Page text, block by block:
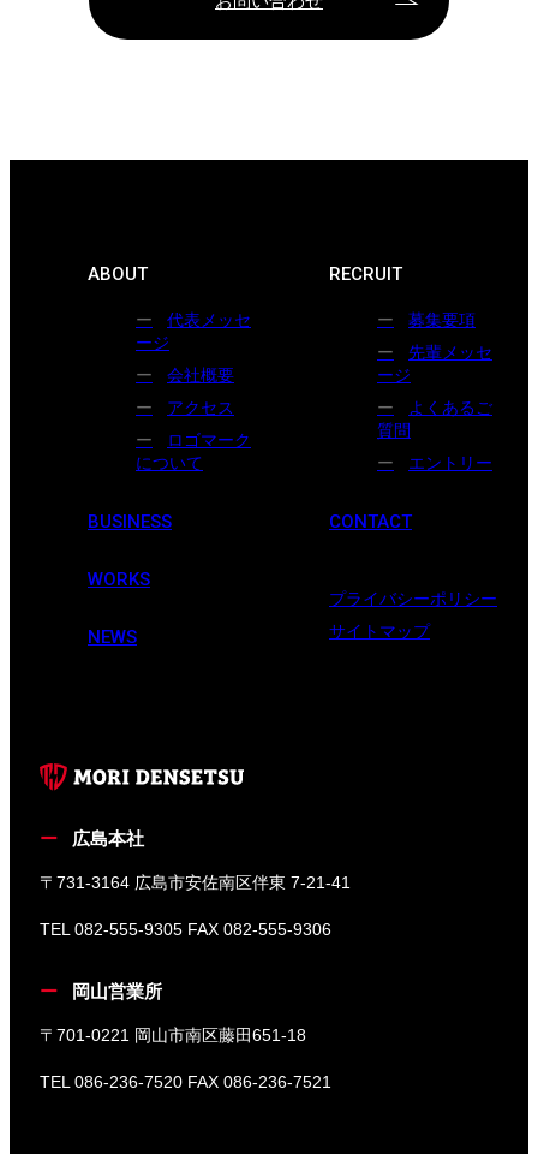
ABOUT
代表メッセ
ージ
会社概要
アクセス
ロゴマーク
について
BUSINESS
WORKS
NEWS
RECRUIT
募集要項
先輩メッセ
ージ
よくあるご
質問
エントリー
CONTACT
プライバシーポリシー
サイトマップ
広島本社
〒731-3164 広島市安佐南区伴東 7-21-41
TEL 082-555-9305 FAX 082-555-9306
岡山営業所
〒701-0221 岡山市南区藤田651-18
TEL 086-236-7520 FAX 086-236-7521